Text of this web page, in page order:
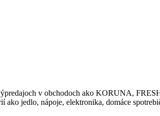
v obchodoch ako KORUNA,
jedlo, nápoje, elektronika, domáce